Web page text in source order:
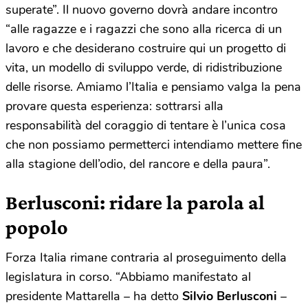
superate”. Il nuovo governo dovrà andare incontro
“alle ragazze e i ragazzi che sono alla ricerca di un
lavoro e che desiderano costruire qui un progetto di
vita, un modello di sviluppo verde, di ridistribuzione
delle risorse. Amiamo l’Italia e pensiamo valga la pena
provare questa esperienza: sottrarsi alla
responsabilità del coraggio di tentare è l’unica cosa
che non possiamo permetterci intendiamo mettere fine
alla stagione dell’odio, del rancore e della paura”.
Berlusconi: ridare la parola al
popolo
Forza Italia rimane contraria al proseguimento della
legislatura in corso. “Abbiamo manifestato al
presidente Mattarella – ha detto Silvio Berlusconi –